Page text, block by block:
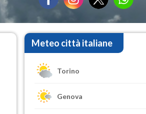
Meteo città italiane
Torino
Genova